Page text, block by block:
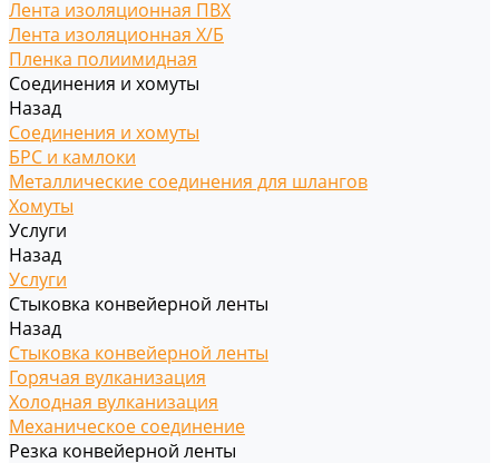
Лента изоляционная ПВХ
Лента изоляционная Х/Б
Пленка полиимидная
Соединения и хомуты
Назад
Соединения и хомуты
БРС и камлоки
Металлические соединения для шлангов
Хомуты
Услуги
Назад
Услуги
Стыковка конвейерной ленты
Назад
Стыковка конвейерной ленты
Горячая вулканизация
Холодная вулканизация
Механическое соединение
Резка конвейерной ленты